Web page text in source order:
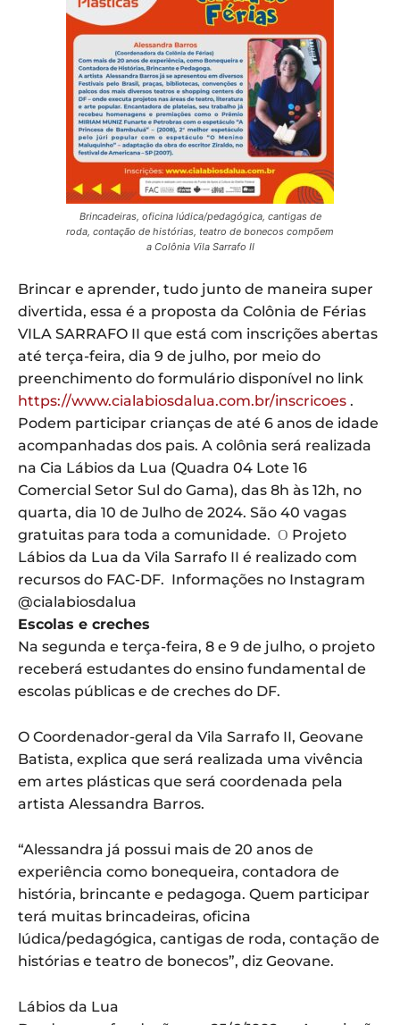
Brincadeiras, oficina lúdica/pedagógica, cantigas de
roda, contação de histórias, teatro de bonecos compõem
a Colônia Vila Sarrafo II
Brincar e aprender, tudo junto de maneira super
divertida, essa é a proposta da Colônia de Férias
VILA SARRAFO II que está com inscrições abertas
até terça-feira, dia 9 de julho, por meio do
preenchimento do formulário disponível no link
https://www.cialabiosdalua.com.br/inscricoes .
Podem participar crianças de até 6 anos de idade
acompanhadas dos pais. A colônia será realizada
na Cia Lábios da Lua (Quadra 04 Lote 16
Comercial Setor Sul do Gama), das 8h às 12h, no
quarta, dia 10 de Julho de 2024. São 40 vagas
gratuitas para toda a comunidade. O Projeto
Lábios da Lua da Vila Sarrafo II é realizado com
recursos do FAC-DF. Informações no Instagram
@cialabiosdalua
Escolas e creches
Na segunda e terça-feira, 8 e 9 de julho, o projeto
receberá estudantes do ensino fundamental de
escolas públicas e de creches do DF.
O Coordenador-geral da Vila Sarrafo II, Geovane
Batista, explica que será realizada uma vivência
em artes plásticas que será coordenada pela
artista Alessandra Barros.
“Alessandra já possui mais de 20 anos de
experiência como bonequeira, contadora de
história, brincante e pedagoga. Quem participar
terá muitas brincadeiras, oficina
lúdica/pedagógica, cantigas de roda, contação de
histórias e teatro de bonecos”, diz Geovane.
Lábios da Lua